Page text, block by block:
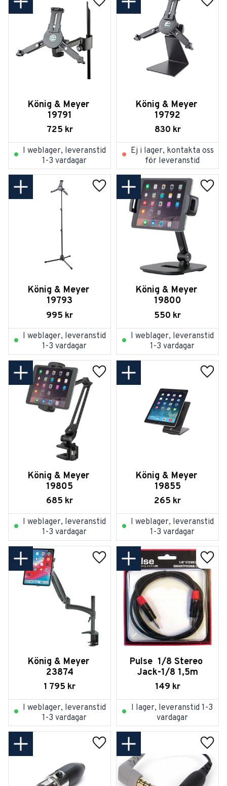
König & Meyer
19791
725 kr
Lägg till i favoriter
I weblager, leveranstid
1-3 vardagar
König & Meyer
19792
830 kr
Ej i lager, kontakta oss
för leveranstid
König & Meyer
19793
995 kr
Lägg till i favoriter
I weblager, leveranstid
1-3 vardagar
König & Meyer
19800
550 kr
I weblager, leveranstid
1-3 vardagar
König & Meyer
19805
685 kr
Lägg till i favoriter
I weblager, leveranstid
1-3 vardagar
König & Meyer
19855
265 kr
I weblager, leveranstid
1-3 vardagar
König & Meyer
23874
1 795 kr
Lägg till i favoriter
I weblager, leveranstid
1-3 vardagar
Pulse  1/8 Stereo
Jack-1/8 1,5m
149 kr
I lager, leveranstid 1-3
vardagar
Lägg till i favoriter